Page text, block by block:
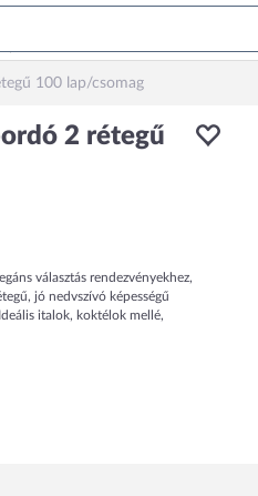
100 lap/csomag
2 rétegű
választás rendezvényekhez,
jó nedvszívó képességű
italok, koktélok mellé,